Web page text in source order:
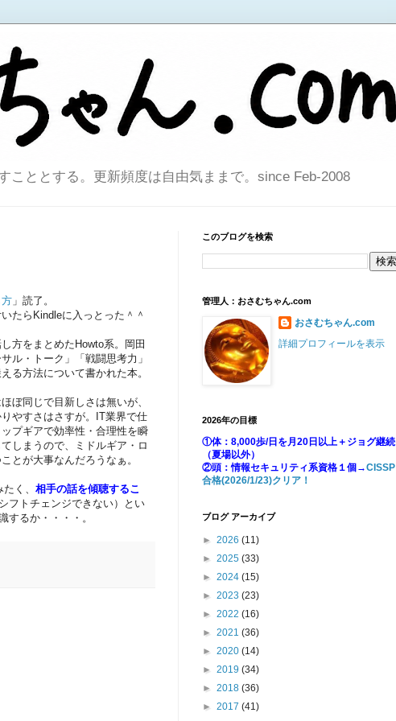
こととする。更新頻度は自由気ままで。since Feb-2008
」読了。
たらKindleに入っとった＾＾
方をまとめたHowto系。岡田
ル・トーク」「戦闘思考力」
る方法について書かれた本。
ぼ同じで目新しさは無いが、
やすさはさすが。IT業界で仕
プギアで効率性・合理性を瞬
しまうので、ミドルギア・ロ
とが大事なんだろうなぁ。
く、 相手の話を傾聴するこ
フトチェンジできない）とい
するか・・・・。
このブログを検索
管理人：おさむちゃん.com
おさむちゃん.com
詳細プロフィールを表示
2026年の目標
①体：8,000歩/日を月20日以上＋ジョグ継続
（夏場以外）
②頭：情報セキュリティ系資格１個→CISSP
合格(2026/1/23)クリア！
ブログ アーカイブ
► 2026 (11)
► 2025 (33)
► 2024 (15)
► 2023 (23)
► 2022 (16)
► 2021 (36)
► 2020 (14)
► 2019 (34)
► 2018 (36)
► 2017 (41)